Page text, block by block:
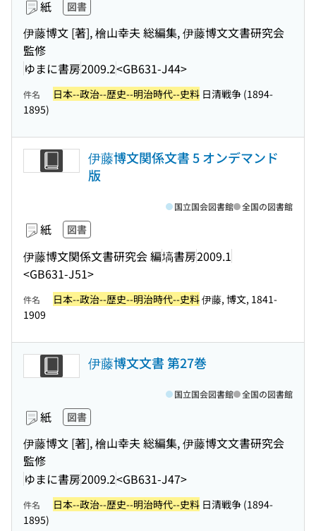
紙 図書
伊藤博文 [著], 檜山幸夫 総編集, 伊藤博文文書研究会
監修
ゆまに書房2009.2<GB631-J44>
件名 日本--政治--歴史--明治時代--史料 日清戦争 (1894-
1895)
伊藤博文関係文書 5 オンデマンド
版
紙 図書
伊藤博文関係文書研究会 編塙書房2009.1
<GB631-J51>
国立国会図書館 全国の図書館
件名 日本--政治--歴史--明治時代--史料伊藤, 博文, 1841-
1909
伊藤博文文書 第27巻
紙 図書
伊藤博文 [著], 檜山幸夫 総編集, 伊藤博文文書研究会
監修
ゆまに書房2009.2<GB631-J47>
国立国会図書館 全国の図書館
件名 日本--政治--歴史--明治時代--史料 日清戦争 (1894-
1895)